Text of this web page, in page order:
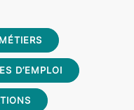
D’EMPLOI